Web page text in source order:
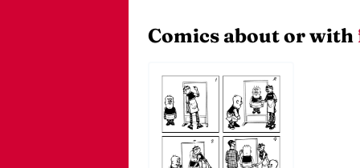
Comics about or with